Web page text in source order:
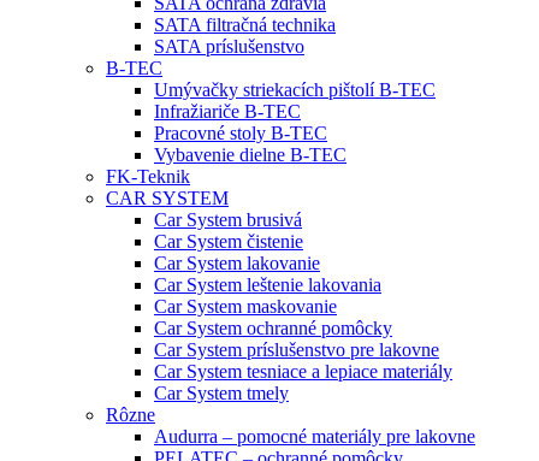
SATA filtračná technika
SATA príslušenstvo
B-TEC
Umývačky striekacích pištolí B-TEC
Infražiariče B-TEC
Pracovné stoly B-TEC
Vybavenie dielne B-TEC
FK-Teknik
CAR SYSTEM
Car System brusivá
Car System čistenie
Car System lakovanie
Car System leštenie lakovania
Car System maskovanie
Car System ochranné pomôcky
Car System príslušenstvo pre lakovne
Car System tesniace a lepiace materiály
Car System tmely
Rôzne
Audurra – pomocné materiály pre lakovne